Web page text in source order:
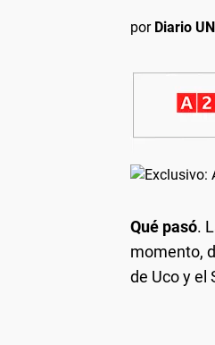
por Diario
Qué pasó.
momento,
de Uco y el